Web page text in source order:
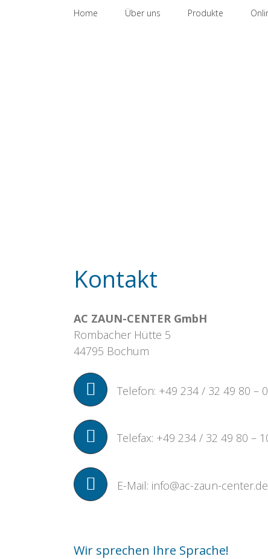
nach:
Home Über uns Produkte
Kontakt
AC ZAUN-CENTER GmbH
Rombacher Hütte 5
44795 Bochum
Telefon: +49 234 / 32 49 80 – 0
Telefax: +49 234 / 32 49 80 –
E-Mail: info@ac-zaun-center.de
Wir sprechen Ihre Sprache!